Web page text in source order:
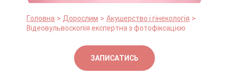
Головна Дорослим
Акушерство і гінекологія
Відеовульвоскопія експертна з фотофіксацією
ЗАПИСАТИСЬ